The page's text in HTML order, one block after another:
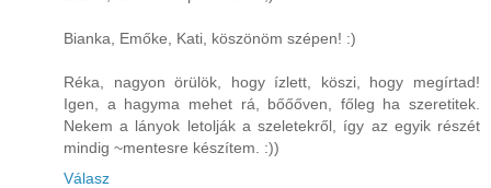
Bianka, Emőke, Kati, köszönöm szépen! :)
Réka, nagyon örülök, hogy ízlett, köszi, hogy megírtad!
Igen, a hagyma mehet rá, bőőőven, főleg ha szeretitek.
Nekem a lányok letolják a szeletekről, így az egyik részét
mindig ~mentesre készítem. :))
Válasz